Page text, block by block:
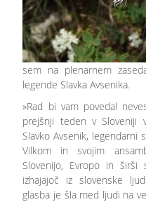
sem na plenarnem
legende Slavka Avsenika.
»Rad bi vam povedal
prejšnji teden v
Slavko Avsenik, legendarni
Vilkom in svojim
Slovenijo, Evropo in
izhajajoč iz slovenske
glasba je šla med ljudi na